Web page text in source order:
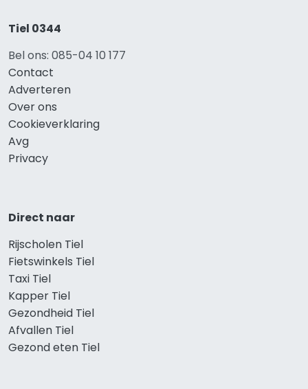
Tiel 0344
Bel ons: 085-04 10 177
Contact
Adverteren
Over ons
Cookieverklaring
Avg
Privacy
Direct naar
Rijscholen Tiel
Fietswinkels Tiel
Taxi Tiel
Kapper Tiel
Gezondheid Tiel
Afvallen Tiel
Gezond eten Tiel